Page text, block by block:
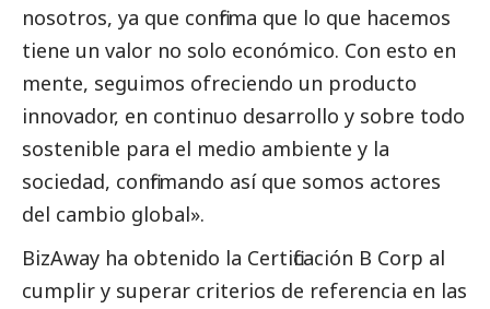
nosotros, ya que confirma que lo que hacemos
tiene un valor no solo económico. Con esto en
mente, seguimos ofreciendo un producto
innovador, en continuo desarrollo y sobre todo
sostenible para el medio ambiente y la
sociedad, confirmando así que somos actores
del cambio global».
BizAway ha obtenido la Certificación B Corp al
cumplir y superar criterios de referencia en las